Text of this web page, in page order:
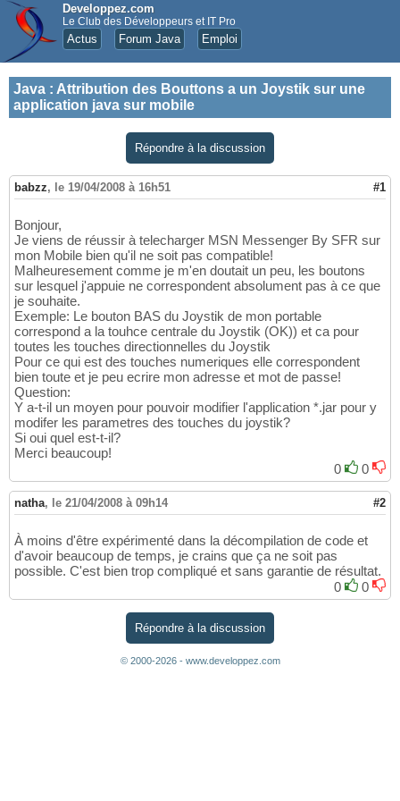
Developpez.com
Le Club des Développeurs et IT Pro
Actus Forum Java Emploi
Java : Attribution des Bouttons a un Joystik sur une
application java sur mobile
Répondre à la discussion
babzz, le 19/04/2008 à 16h51 #1
Bonjour,
Je viens de réussir à telecharger MSN Messenger By SFR sur
mon Mobile bien qu'il ne soit pas compatible!
Malheuresement comme je m'en doutait un peu, les boutons
sur lesquel j'appuie ne correspondent absolument pas à ce que
je souhaite.
Exemple: Le bouton BAS du Joystik de mon portable
correspond a la touhce centrale du Joystik (OK)) et ca pour
toutes les touches directionnelles du Joystik
Pour ce qui est des touches numeriques elle correspondent
bien toute et je peu ecrire mon adresse et mot de passe!
Question:
Y a-t-il un moyen pour pouvoir modifier l'application *.jar pour y
modifer les parametres des touches du joystik?
Si oui quel est-t-il?
Merci beaucoup!
0
0
natha, le 21/04/2008 à 09h14 #2
À moins d'être expérimenté dans la décompilation de code et
d'avoir beaucoup de temps, je crains que ça ne soit pas
possible. C'est bien trop compliqué et sans garantie de résultat.
0
0
Répondre à la discussion
© 2000-2026 - www.developpez.com